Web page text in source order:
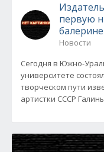
первую
балерине
Новости
Сегодня в Южно-
университете
творческом пути
артистки СССР